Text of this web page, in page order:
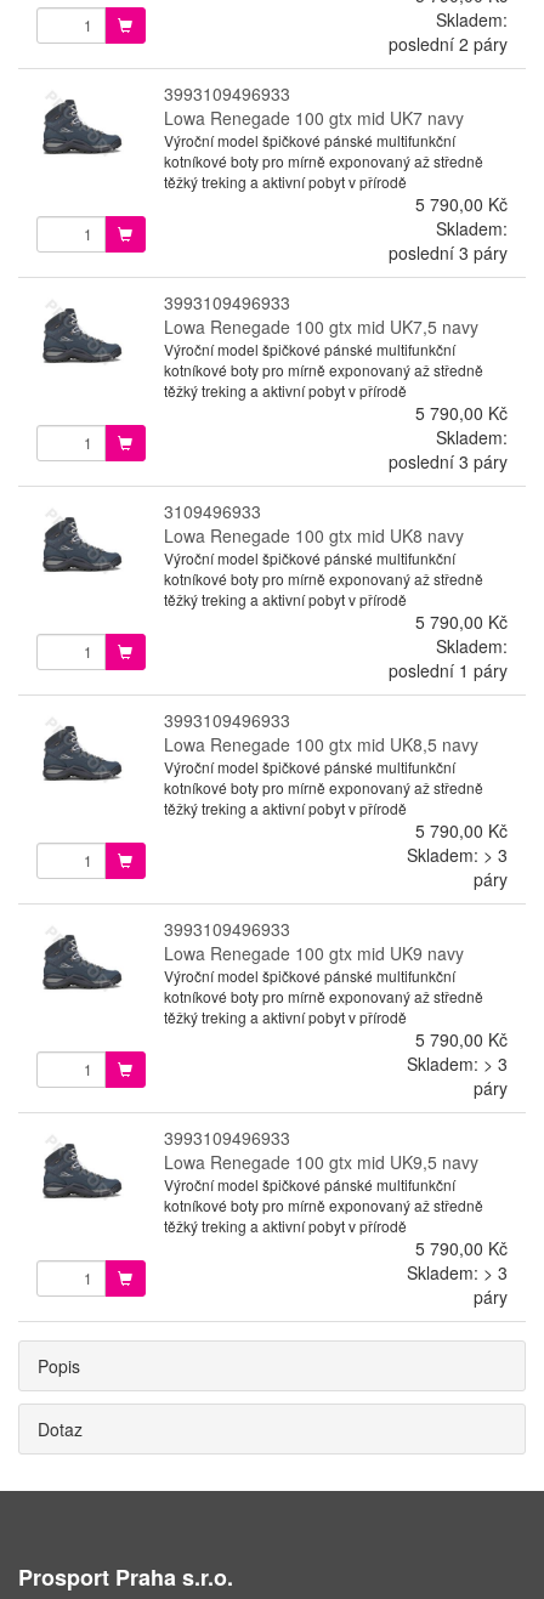
Skladem:
poslední 2 páry
3993109496933
Lowa Renegade 100 gtx mid UK7 navy
Výroční model špičkové pánské multifunkční
kotníkové boty pro mírně exponovaný až středně
těžký treking a aktivní pobyt v přírodě
5 790,00 Kč
Skladem:
poslední 3 páry
3993109496933
Lowa Renegade 100 gtx mid UK7,5 navy
Výroční model špičkové pánské multifunkční
kotníkové boty pro mírně exponovaný až středně
těžký treking a aktivní pobyt v přírodě
5 790,00 Kč
Skladem:
poslední 3 páry
3109496933
Lowa Renegade 100 gtx mid UK8 navy
Výroční model špičkové pánské multifunkční
kotníkové boty pro mírně exponovaný až středně
těžký treking a aktivní pobyt v přírodě
5 790,00 Kč
Skladem:
poslední 1 páry
3993109496933
Lowa Renegade 100 gtx mid UK8,5 navy
Výroční model špičkové pánské multifunkční
kotníkové boty pro mírně exponovaný až středně
těžký treking a aktivní pobyt v přírodě
5 790,00 Kč
Skladem: > 3
páry
3993109496933
Lowa Renegade 100 gtx mid UK9 navy
Výroční model špičkové pánské multifunkční
kotníkové boty pro mírně exponovaný až středně
těžký treking a aktivní pobyt v přírodě
5 790,00 Kč
Skladem: > 3
páry
3993109496933
Lowa Renegade 100 gtx mid UK9,5 navy
Výroční model špičkové pánské multifunkční
kotníkové boty pro mírně exponovaný až středně
těžký treking a aktivní pobyt v přírodě
5 790,00 Kč
Skladem: > 3
páry
Popis
Dotaz
Prosport Praha s.r.o.